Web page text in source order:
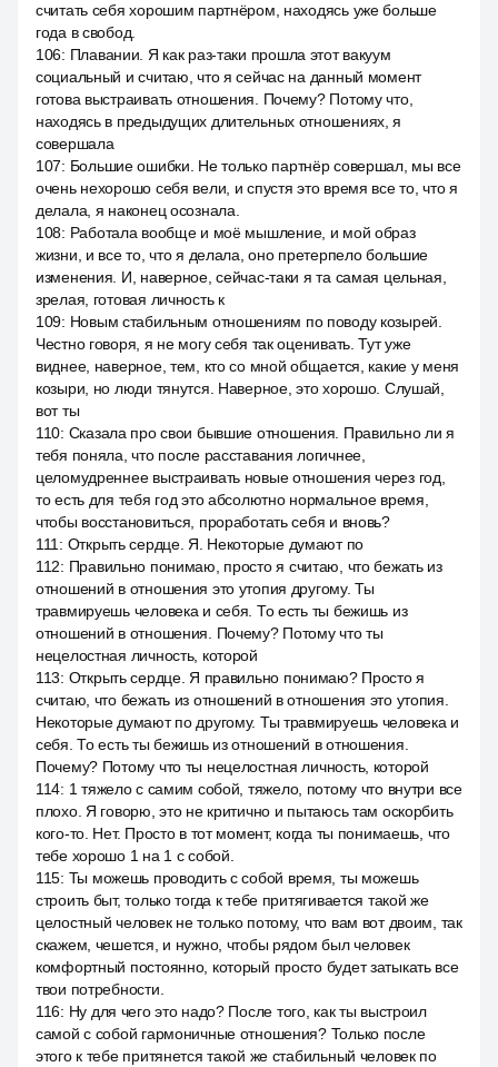
считать себя хорошим партнёром, находясь уже больше
года в свобод.
106: Плавании. Я как раз-таки прошла этот вакуум
социальный и считаю, что я сейчас на данный момент
готова выстраивать отношения. Почему? Потому что,
находясь в предыдущих длительных отношениях, я
совершала
107: Большие ошибки. Не только партнёр совершал, мы все
очень нехорошо себя вели, и спустя это время все то, что я
делала, я наконец осознала.
108: Работала вообще и моё мышление, и мой образ
жизни, и все то, что я делала, оно претерпело большие
изменения. И, наверное, сейчас-таки я та самая цельная,
зрелая, готовая личность к
109: Новым стабильным отношениям по поводу козырей.
Честно говоря, я не могу себя так оценивать. Тут уже
виднее, наверное, тем, кто со мной общается, какие у меня
козыри, но люди тянутся. Наверное, это хорошо. Слушай,
вот ты
110: Сказала про свои бывшие отношения. Правильно ли я
тебя поняла, что после расставания логичнее,
целомудреннее выстраивать новые отношения через год,
то есть для тебя год это абсолютно нормальное время,
чтобы восстановиться, проработать себя и вновь?
111 : Открыть сердце. Я. Некоторые думают по
112: Правильно понимаю, просто я считаю, что бежать из
отношений в отношения это утопия другому. Ты
травмируешь человека и себя. То есть ты бежишь из
отношений в отношения. Почему? Потому что ты
нецелостная личность, которой
113: Открыть сердце. Я правильно понимаю? Просто я
считаю, что бежать из отношений в отношения это утопия.
Некоторые думают по другому. Ты травмируешь человека и
себя. То есть ты бежишь из отношений в отношения.
Почему? Потому что ты нецелостная личность, которой
114: 1 тяжело с самим собой, тяжело, потому что внутри все
плохо. Я говорю, это не критично и пытаюсь там оскорбить
кого-то. Нет. Просто в тот момент, когда ты понимаешь, что
тебе хорошо 1 на 1 с собой.
115: Ты можешь проводить с собой время, ты можешь
строить быт, только тогда к тебе притягивается такой же
целостный человек не только потому, что вам вот двоим, так
скажем, чешется, и нужно, чтобы рядом был человек
комфортный постоянно, который просто будет затыкать все
твои потребности.
116: Ну для чего это надо? После того, как ты выстроил
самой с собой гармоничные отношения? Только после
этого к тебе притянется такой же стабильный человек по